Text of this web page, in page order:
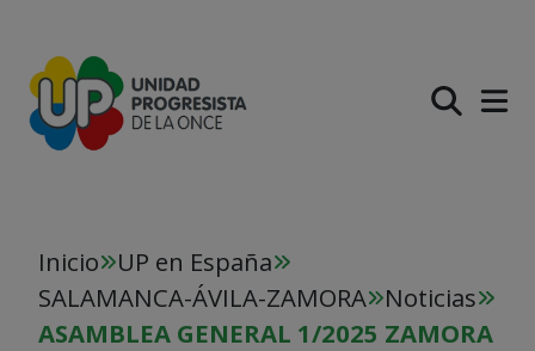
Inicio
UP en España
SALAMANCA-ÁVILA-ZAMORA
Noticias
ASAMBLEA GENERAL 1/2025 ZAMORA